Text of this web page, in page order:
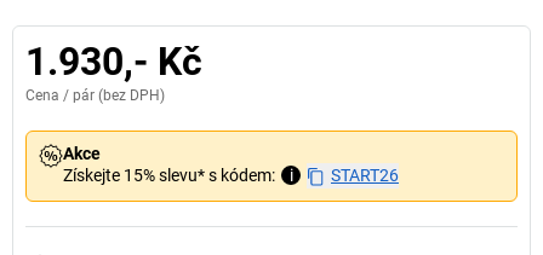
1.930,- Kč
Cena / pár (bez DPH)
Akce
Získejte 15% slevu* s kódem:
i START26